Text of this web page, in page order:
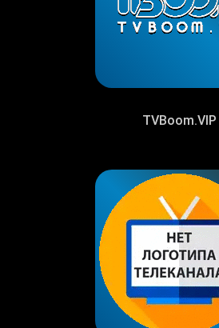
TVBoom.VIP